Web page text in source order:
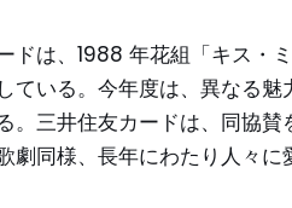
ドは、1988 年花組「キス・
ている。今年度は、異なる
。三井住友カードは、同協賛
劇同様、長年にわたり人々に